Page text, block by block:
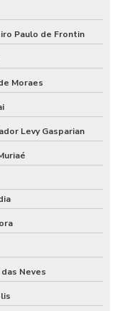
Gerais
Paulo de Frontin
Moraes
Levy Gasparian
Neves